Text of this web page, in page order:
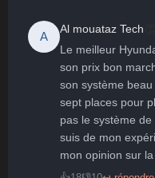
A
Al mouataz Tech
Le meilleur
son prix bon
son système
sept places pour
pas le système
suis de mon
mon opinion sur